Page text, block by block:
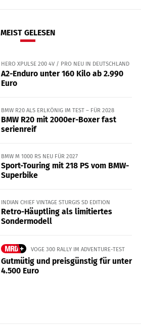
MEIST GELESEN
HERO XPULSE 200 4V / PRO NEU IN DEUTSCHLAND
A2-Enduro unter 160 Kilo ab 2.990
Euro
BMW R20 ALS ERLKÖNIG IM TEST – FÜR 2028
BMW R20 mit 2000er-Boxer fast
serienreif
BMW M 1000 RS NEU FÜR 2027
Sport-Touring mit 218 PS vom BMW-
Superbike
INDIAN CHIEF VINTAGE STURGIS SD EDITION
Retro-Häuptling als limitiertes
Sondermodell
VOGE 300 RALLY IM ADVENTURE-TEST
Gutmütig und preisgünstig für unter
4.500 Euro